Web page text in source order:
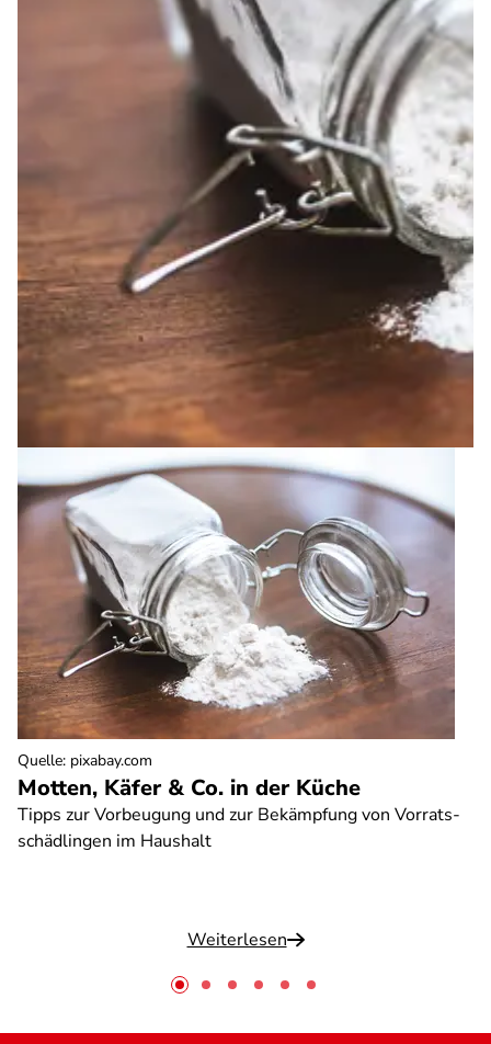
Motten, Käfer & Co. in der Küche
Tipps zur Vorbeugung und zur Bekämpfung von Vorrats-
schädlingen im Haushalt
Weiterlesen
Quelle: pixabay.com